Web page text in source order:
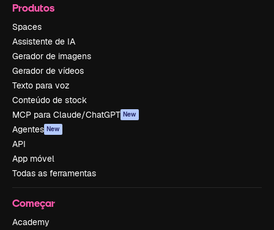
Produtos
Spaces
Assistente de IA
Gerador de imagens
Gerador de vídeos
Texto para voz
Conteúdo de stock
MCP para Claude/ChatGPT New
Agentes New
API
App móvel
Todas as ferramentas
Começar
Academy